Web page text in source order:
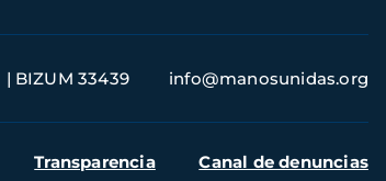
BIZUM 33439 info@manosunidas.org
Transparencia Canal de denuncias